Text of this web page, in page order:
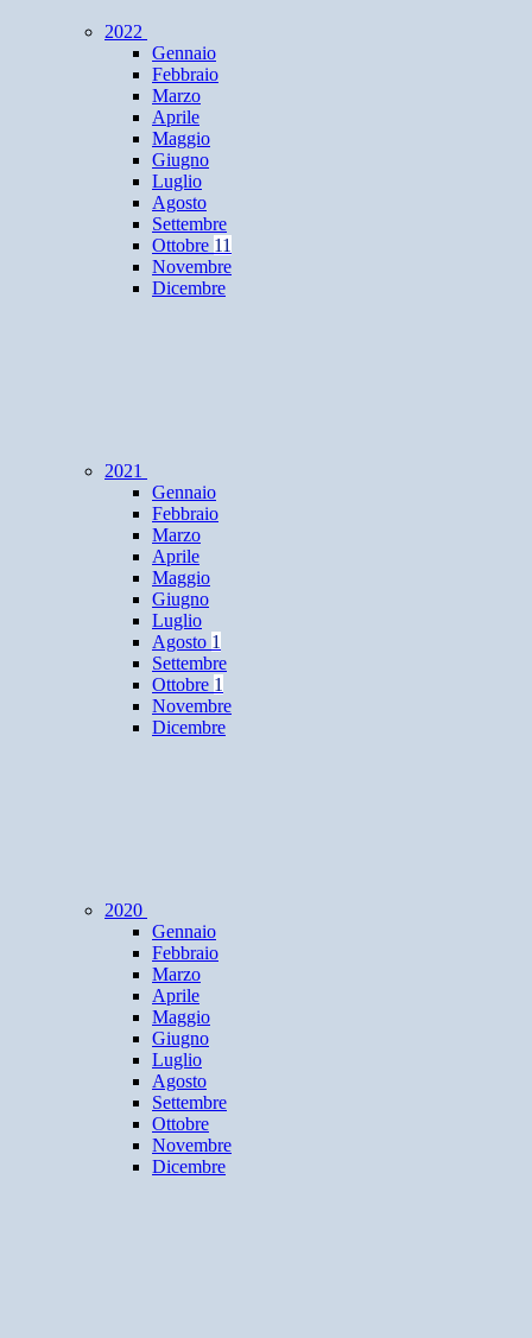
2022
Gennaio
Febbraio
Marzo
Aprile
Maggio
Giugno
Luglio
Agosto
Settembre
Ottobre 11
Novembre
Dicembre
2021
Gennaio
Febbraio
Marzo
Aprile
Maggio
Giugno
Luglio
Agosto 1
Settembre
Ottobre 1
Novembre
Dicembre
2020
Gennaio
Febbraio
Marzo
Aprile
Maggio
Giugno
Luglio
Agosto
Settembre
Ottobre
Novembre
Dicembre